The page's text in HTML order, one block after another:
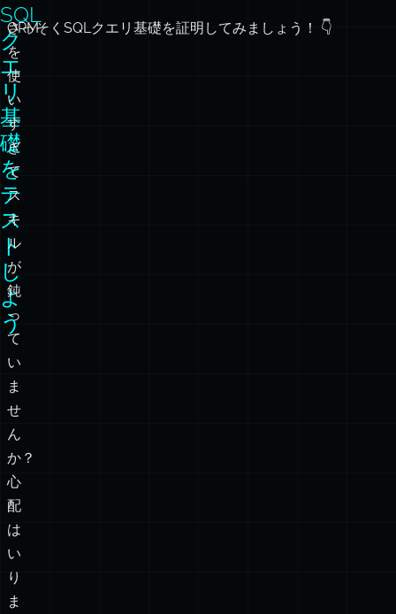
SQL
ク
エ
リ
基
礎
を
テ
ス
ト
し
よ
う
ORM
を
使
い
す
ぎ
て
ス
キ
ル
が
鈍
っ
て
い
ま
せ
ん
か？
心
配
は
い
り
ま
さっそくSQLクエリ基礎を証明してみましょう！ 👇